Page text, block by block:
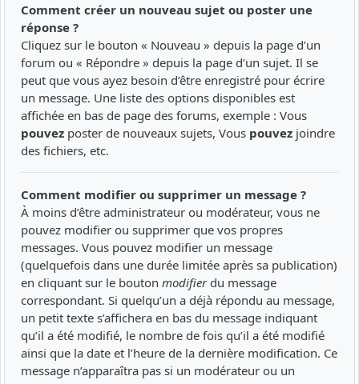
Comment créer un nouveau sujet ou poster une
réponse ?
Cliquez sur le bouton « Nouveau » depuis la page d’un
forum ou « Répondre » depuis la page d’un sujet. Il se
peut que vous ayez besoin d’être enregistré pour écrire
un message. Une liste des options disponibles est
affichée en bas de page des forums, exemple : Vous
pouvez poster de nouveaux sujets, Vous pouvez joindre
des fichiers, etc.
Comment modifier ou supprimer un message ?
À moins d’être administrateur ou modérateur, vous ne
pouvez modifier ou supprimer que vos propres
messages. Vous pouvez modifier un message
(quelquefois dans une durée limitée après sa publication)
en cliquant sur le bouton modifierdu message
correspondant. Si quelqu’un a déjà répondu au message,
un petit texte s’affichera en bas du message indiquant
qu’il a été modifié, le nombre de fois qu’il a été modifié
ainsi que la date et l’heure de la dernière modification. Ce
message n’apparaîtra pas si un modérateur ou un